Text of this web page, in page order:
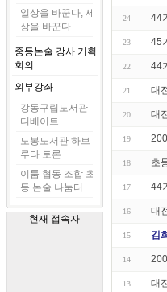
일상을 바꾼다, 세
상을 바꾼다
중등논술 강사 기획
회의
외부강좌
강동구립도서관
디베이트
도봉도서관 하브
루타 토론
이룸 협동 조합 초
등 논술 나눔터
현재 접속자
24 44
23 45
22 44
21 대
20 대
19
18 초
17 44
16 대
15 김
14
13 대